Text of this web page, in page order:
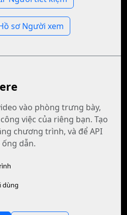
sơ Người xem
vào phòng trưng bày,
việc của riêng bạn. Tạo
chương trình, và để API
dẫn.
dùng